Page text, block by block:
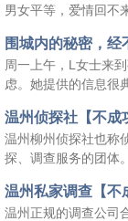
男女平等，爱情回不
不能别过头，现在流
围城内的秘密，经
周一上午，L女士来
虑。她提供的信息很
温州柳州侦探社也称
探、调查服务的团体
温州正规的调查公司